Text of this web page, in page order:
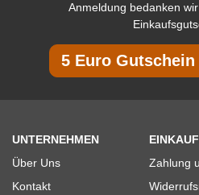
Anmeldung bedanken
5 Euro
UNTERNEHMEN
Über Uns
Kontakt
Zahlung